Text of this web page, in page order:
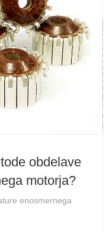
obdelave
motorja?
enosmernega